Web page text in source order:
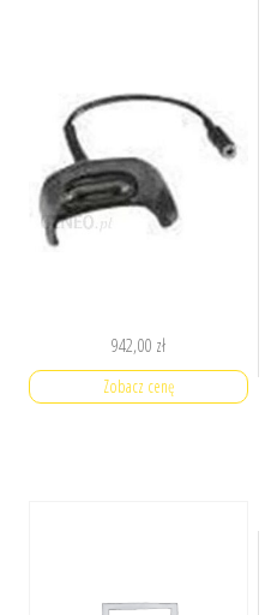
942,00 zł
Zobacz cenę